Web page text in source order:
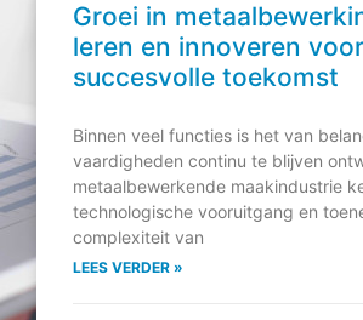
Groei in
leren en innoveren
succesvolle toekomst
Binnen veel functies is het van
vaardigheden continu te blijven
metaalbewerkende maakindustrie
technologische vooruitgang en
complexiteit van
LEES VERDER »